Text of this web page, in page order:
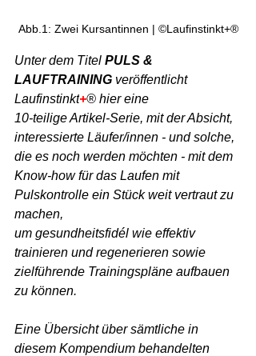
Abb.1: Zwei Kursantinnen | ©Laufinstinkt+®
Unter dem Titel PULS &
LAUFTRAINING veröffentlicht
Laufinstinkt+® hier eine
10-teilige Artikel-Serie, mit der Absicht,
interessierte Läufer/innen - und solche,
die es noch werden möchten - mit dem
Know-how für das Laufen mit
Pulskontrolle ein Stück weit vertraut zu
machen,
um gesundheitsfidél wie effektiv
trainieren und regenerieren sowie
zielführende Trainingspläne aufbauen
zu können.
Eine Übersicht über sämtliche in
diesem Kompendium behandelten